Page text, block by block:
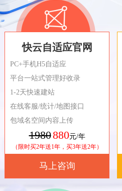
快云自适应官网
PC+手机H5自适应
平台一站式管理好收录
1-2天快速建站
在线客服/统计/地图接口
包域名空间内容上传
1980880元/年
（限时买2年送1年，买3年送2年）
马上咨询